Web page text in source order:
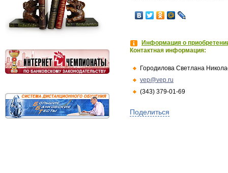
Информация о
Контактная информация:
Городилова Светлана
vep@vep.ru
(343) 379-01-69
Поделиться